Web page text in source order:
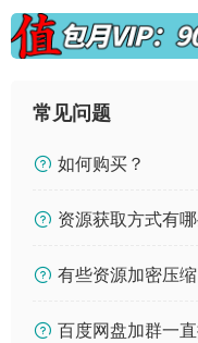
常见问题
如何购买？
资源获取方式有哪
有些资源加密压
百度网盘加群一